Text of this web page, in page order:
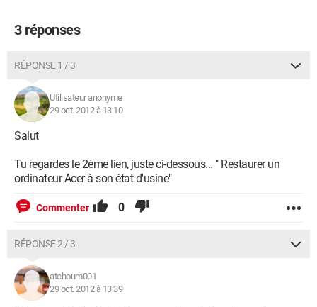
3 réponses
RÉPONSE 1 / 3
Utilisateur anonyme
29 oct. 2012 à 13:10
Salut
Tu regardes le 2ème lien, juste ci-dessous... " Restaurer un
ordinateur Acer à son état d'usine"
Commenter 0
RÉPONSE 2 / 3
atchoum001
29 oct. 2012 à 13:39